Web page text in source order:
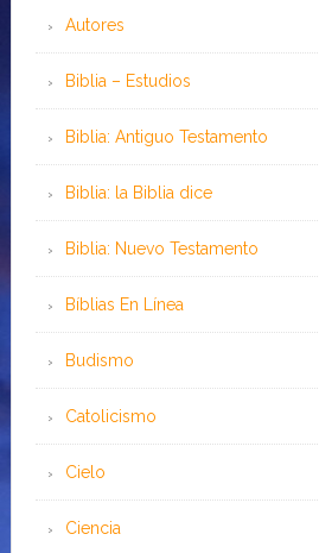
Autores
Biblia – Estudios
Biblia: Antiguo Testamento
Biblia: la Biblia dice
Biblia: Nuevo Testamento
Bíblias En Línea
Budismo
Catolicismo
Cielo
Ciencia